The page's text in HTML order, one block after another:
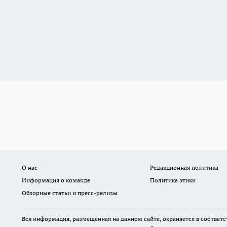
О нас Редакционная политика
Информация о команде
Политика этики
Обзорные статьи и пресс-релизы
Вся информация, размещенная на данном сайте, охраняется в